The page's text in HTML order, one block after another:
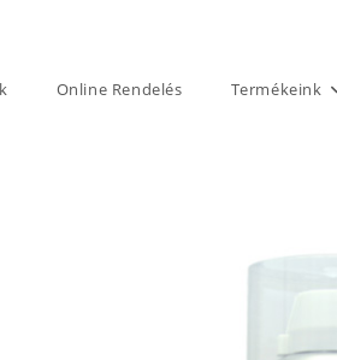
Online Rendelés Termékeink